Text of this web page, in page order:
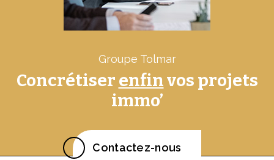
Groupe Tolmar
Concrétiser enfinvos projets
immo’
Contactez-nous